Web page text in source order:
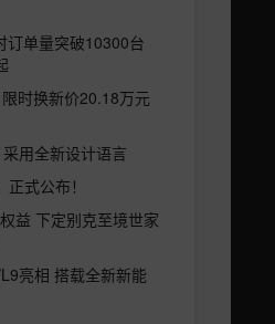
订单量突破10300台
时换新价20.18万元
用全新设计语言
式公布！
益 下定别克至境世家
亮相 搭载全新新能